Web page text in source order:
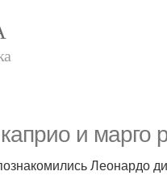
и марго
Леонардо